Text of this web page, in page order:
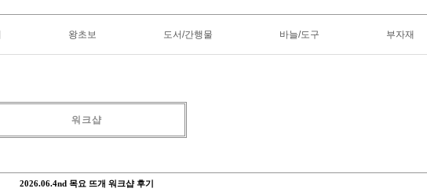
왕초보 도서/간행물 바늘/도구 부자재
워크샵
2026.06.4nd 목요 뜨개 워크샵 후기